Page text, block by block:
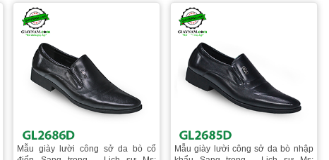
Mẫu giày lười công sở da bò cổ
Mẫu giày lười công sở da bò nhập